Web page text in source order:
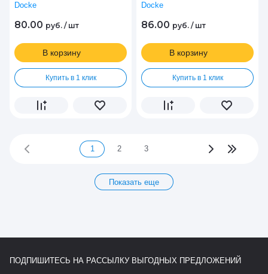
Docke
80.00 руб. /шт
В корзину
Купить в 1 клик
Docke
86.00 руб. /шт
В корзину
Купить в 1 клик
Показать еще
1 2 3
ПОДПИШИТЕСЬ НА РАССЫЛКУ ВЫГОДНЫХ ПРЕДЛОЖЕНИЙ